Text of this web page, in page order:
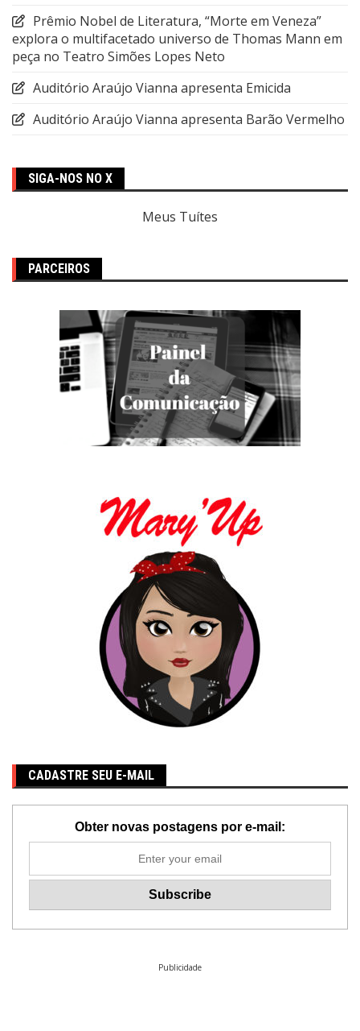
Prêmio Nobel de Literatura, “Morte em Veneza”
explora o multifacetado universo de Thomas Mann em
peça no Teatro Simões Lopes Neto
Auditório Araújo Vianna apresenta Emicida
Auditório Araújo Vianna apresenta Barão Vermelho
SIGA-NOS NO X
Meus Tuítes
PARCEIROS
CADASTRE SEU E-MAIL
Obter novas postagens por e-mail:
Publicidade